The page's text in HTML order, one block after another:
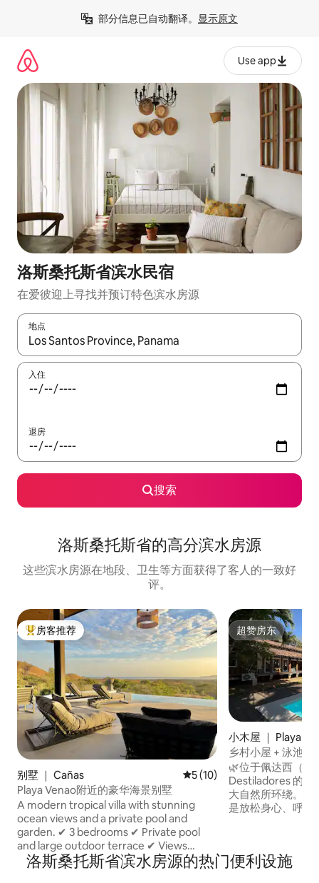
部分信息已自动翻译。 显示原文
Use app
洛斯桑托斯省滨水民宿
在爱彼迎上寻找并预订特色滨水房源
地点
如有搜索结果，请使用上下方向键查看，或通过点击或滑动手势
入住
退房
搜索
洛斯桑托斯省的高分滨水房源
这些滨水房源在地段、卫生等方面获得了客人的一致好
评。
热门「房客推荐」
房客推荐
别墅 ｜ Cañas 平均评分 5 分（满分 5 分）
5 (10)
Playa Venao附近的豪华海景别墅
A modern tropical villa with stunning
ocean views and a private pool and
garden. ✔ 3 bedrooms ✔ Private pool
and large outdoor terrace ✔ Views
toward Ocean and Isla Cañas ✔ Access
to the Community Gym ✔ Only 10
超赞房东
超赞房东
小木屋 ｜ Playa
os
乡村小屋 + 泳池 +
🌿位于佩达西（
Destiladores 的迷
大自然所环绕。 ✔️距离海滩仅数步之遥，
是放松身心、呼吸
一群朋友一起放松身心。 🏕️非
洛斯桑托斯省滨水房源的热门便利设施